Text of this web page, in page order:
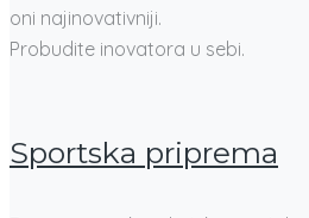
oni najinovativniji.
Probudite inovatora u sebi.
Sportska priprema